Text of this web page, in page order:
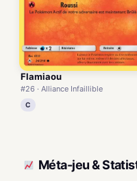
Flamiaou
#26 · Alliance Infaillible
C
Méta-jeu &